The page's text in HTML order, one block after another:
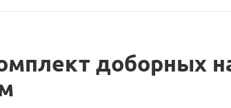
доборных